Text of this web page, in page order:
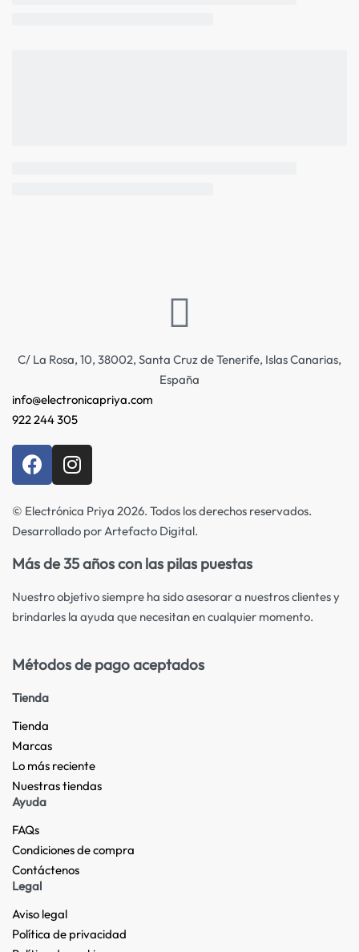
C/ La Rosa, 10, 38002, Santa Cruz de Tenerife, Islas Canarias,
España
info@electronicapriya.com
922 244 305
© Electrónica Priya 2026. Todos los derechos reservados.
Desarrollado por Artefacto Digital.
Más de 35 años con las pilas puestas
Nuestro objetivo siempre ha sido asesorar a nuestros clientes y
brindarles la ayuda que necesitan en cualquier momento.
Métodos de pago aceptados
Tienda
Tienda
Marcas
Lo más reciente​
Nuestras tiendas​
Ayuda
FAQs
Condiciones de compra
Contáctenos
Legal
Aviso legal
Política de privacidad